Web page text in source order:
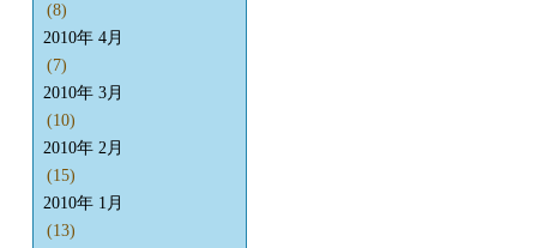
(8)
2010年 4月
(7)
2010年 3月
(10)
2010年 2月
(15)
2010年 1月
(13)